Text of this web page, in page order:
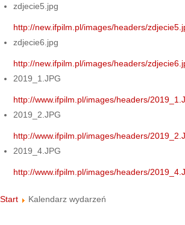
zdjecie5.jpg
http://new.ifpilm.pl/images/headers/
zdjecie6.jpg
http://new.ifpilm.pl/images/headers/
2019_1.JPG
http://www.ifpilm.pl/images/headers/
2019_2.JPG
http://www.ifpilm.pl/images/headers/
2019_4.JPG
http://www.ifpilm.pl/images/headers/
Start Kalendarz wydarzeń